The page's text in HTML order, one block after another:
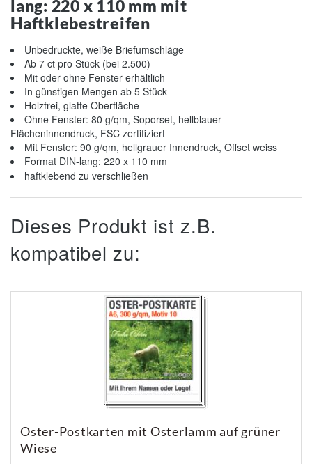
lang: 220 x 110 mm mit
Haftklebestreifen
Unbedruckte, weiße Briefumschläge
Ab 7 ct pro Stück (bei 2.500)
Mit oder ohne Fenster erhältlich
In günstigen Mengen ab 5 Stück
Holzfrei, glatte Oberfläche
Ohne Fenster: 80 g/qm, Soporset, hellblauer
Flächeninnendruck, FSC zertifiziert
Mit Fenster: 90 g/qm, hellgrauer Innendruck, Offset weiss
Format DIN-lang: 220 x 110 mm
haftklebend zu verschließen
Dieses Produkt ist z.B.
kompatibel zu:
Oster-Postkarten mit Osterlamm auf grüner
Wiese